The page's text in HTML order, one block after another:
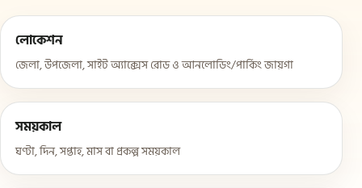
লোকেশন
জেলা, উপজেলা, সাইট অ্যাক্সেস রোড ও আনলোডিং/পার্কিং জায়গা
সময়কাল
ঘণ্টা, দিন, সপ্তাহ, মাস বা প্রকল্প সময়কাল